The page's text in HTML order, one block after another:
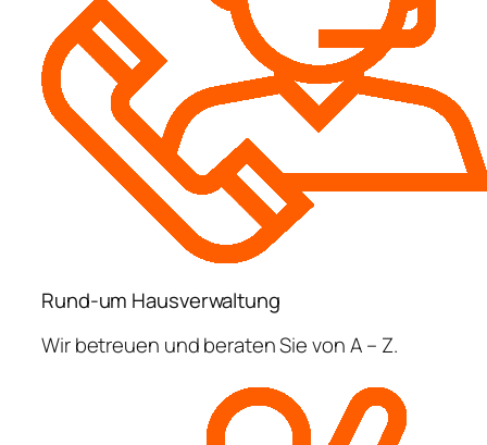
Rund-um Hausverwaltung
Wir betreuen und beraten Sie von A – Z.